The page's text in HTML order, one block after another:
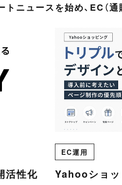
トニュースを始め、EC（
活性化
EC運用
Yahooショッ